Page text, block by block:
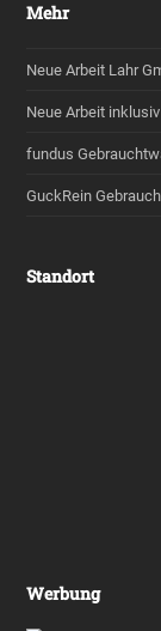
Mehr
Neue Arbeit Lahr
Neue Arbeit
fundus
GuckRein
Standort
Werbung